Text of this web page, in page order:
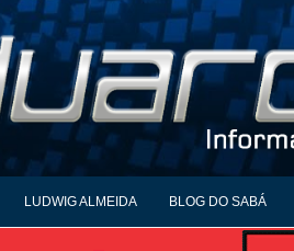
LUDWIG ALMEIDA BLOG DO SABÁ